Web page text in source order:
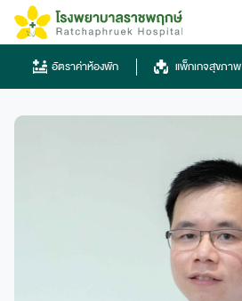
Skip
content
ไทย
ไทย
English
Chinese
อัตราค่าห้องพัก แพ็กเกจสุขภาพ